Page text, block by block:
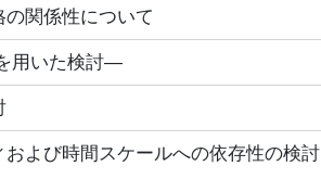
関係性について
用いた検討―
よび時間スケールへの依存性の検討